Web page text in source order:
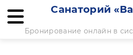
Санаторий
Бронирование онлайн в